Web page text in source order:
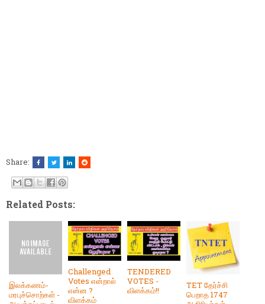
Share:
Related Posts:
இலக்கணம்-
மரபுச்சொற்கள் -
Challenged
Votes என்றால்
என்ன ?
விளக்கம்
TENDERED
VOTES -
விளக்கம்!!
TET தேர்ச்சி
பெறாத 1747